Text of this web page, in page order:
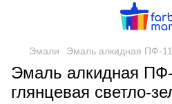
Эмали Эмаль алкидная ПФ-
Эмаль алкидная
глянцевая светло-